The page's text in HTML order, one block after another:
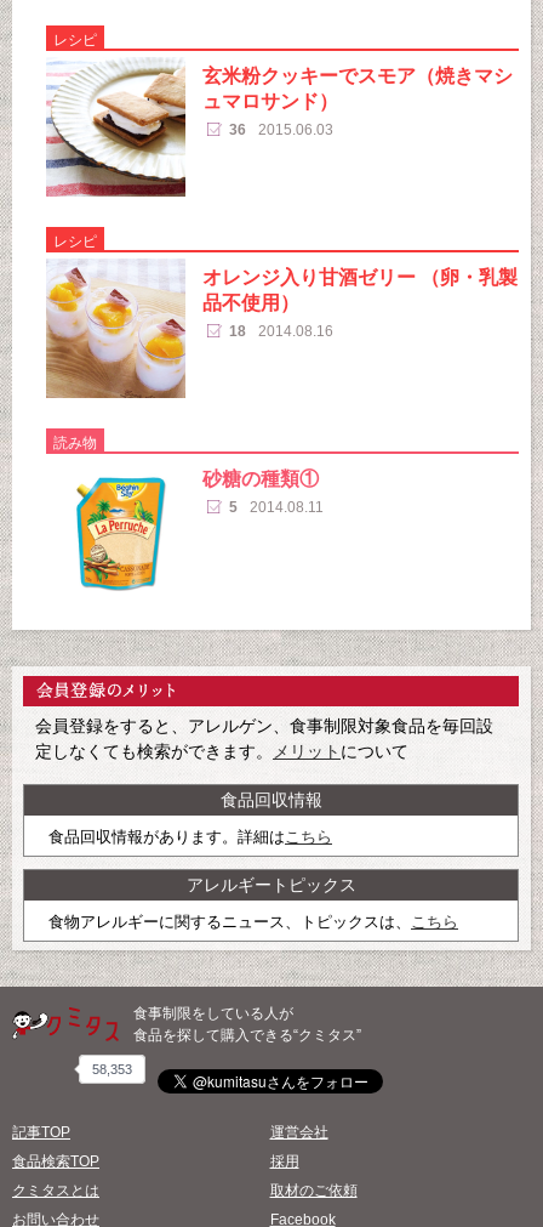
レシピ
玄米粉クッキーでスモア（焼きマシ
ュマロサンド）
36 2015.06.03
レシピ
オレンジ入り甘酒ゼリー （卵・乳製
品不使用）
18 2014.08.16
読み物
砂糖の種類①
5 2014.08.11
会員登録をすると、アレルゲン、食事制限対象食品を毎回設
定しなくても検索ができます。
メリット について
食品回収情報
食品回収情報があります。詳細はこちら
アレルギートピックス
食物アレルギーに関するニュース、トピックスは、 こちら
食事制限をしている人が
食品を探して購入できる“クミタス”
58,353
記事TOP
食品検索TOP
クミタスとは
お問い合わせ
運営会社
採用
取材のご依頼
Facebook